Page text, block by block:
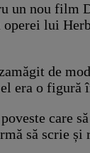
un nou
lui
de
era o
care
să scrie și